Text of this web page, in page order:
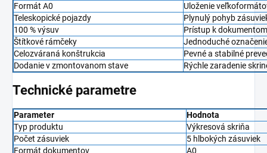
Formát A0
Uloženie
Teleskopické pojazdy
Plynulý pohyb
100 % výsuv
Prístup k
Štítkové rámčeky
Jednoduché
Celozváraná konštrukcia
Pevné a stabilné
Dodanie v zmontovanom stave
Rýchle zaradenie
Technické parametre
Parameter
Hodnota
Typ produktu
Výkresová skriňa
Počet zásuviek
5 hlbokých zásuviek
Formát dokumentov
A0